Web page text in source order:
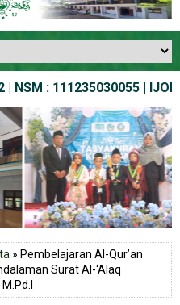
: 111235030055 | IJOB
» Pembelajaran Al-Qur’an
Surat Al-‘Alaq